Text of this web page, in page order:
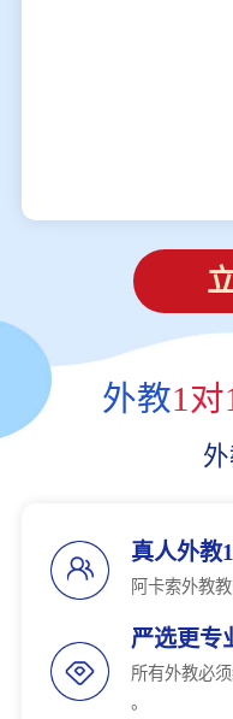
外教1对
真人外教
阿卡索外教
严选更专
所有外教必
。